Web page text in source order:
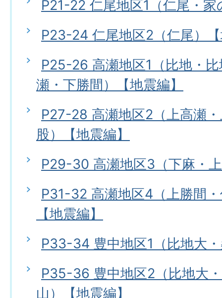
P21-22 仁尾地区1（仁尾・
P23-24 仁尾地区2（仁尾）
P25-26 高瀬地区1（比地・
瀬・下勝間）【地震編】
P27-28 高瀬地区2（上高瀬
股）【地震編】
P29-30 高瀬地区3（下麻・
P31-32 高瀬地区4（上勝間
【地震編】
P33-34 豊中地区1（比地大
P35-36 豊中地区2（比地大
山）【地震編】